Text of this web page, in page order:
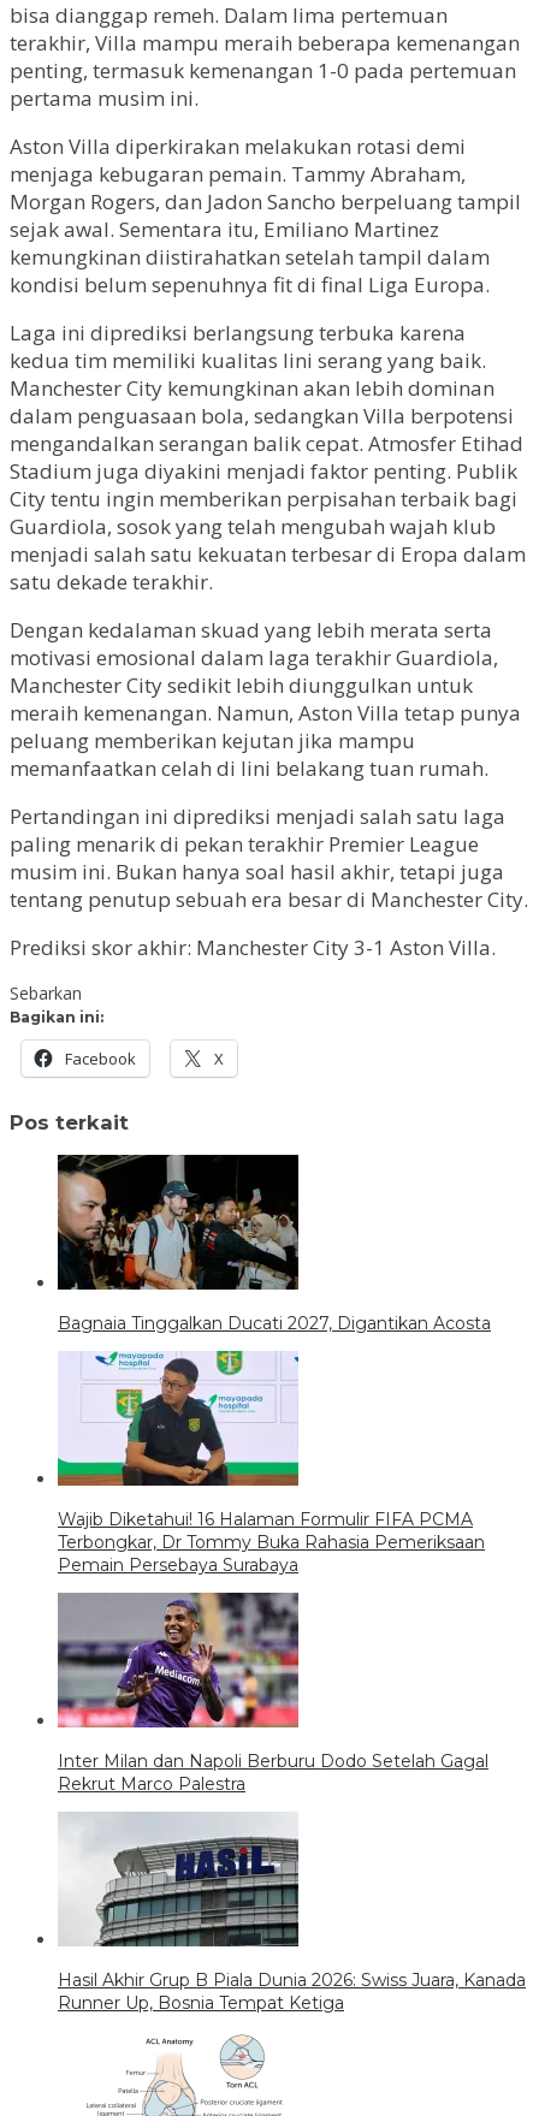
bisa dianggap remeh. Dalam lima pertemuan
terakhir, Villa mampu meraih beberapa kemenangan
penting, termasuk kemenangan 1-0 pada pertemuan
pertama musim ini.
Aston Villa diperkirakan melakukan rotasi demi
menjaga kebugaran pemain. Tammy Abraham,
Morgan Rogers, dan Jadon Sancho berpeluang tampil
sejak awal. Sementara itu, Emiliano Martinez
kemungkinan diistirahatkan setelah tampil dalam
kondisi belum sepenuhnya fit di final Liga Europa.
Laga ini diprediksi berlangsung terbuka karena
kedua tim memiliki kualitas lini serang yang baik.
Manchester City kemungkinan akan lebih dominan
dalam penguasaan bola, sedangkan Villa berpotensi
mengandalkan serangan balik cepat. Atmosfer Etihad
Stadium juga diyakini menjadi faktor penting. Publik
City tentu ingin memberikan perpisahan terbaik bagi
Guardiola, sosok yang telah mengubah wajah klub
menjadi salah satu kekuatan terbesar di Eropa dalam
satu dekade terakhir.
Dengan kedalaman skuad yang lebih merata serta
motivasi emosional dalam laga terakhir Guardiola,
Manchester City sedikit lebih diunggulkan untuk
meraih kemenangan. Namun, Aston Villa tetap punya
peluang memberikan kejutan jika mampu
memanfaatkan celah di lini belakang tuan rumah.
Pertandingan ini diprediksi menjadi salah satu laga
paling menarik di pekan terakhir Premier League
musim ini. Bukan hanya soal hasil akhir, tetapi juga
tentang penutup sebuah era besar di Manchester City.
Prediksi skor akhir: Manchester City 3-1 Aston Villa.
Sebarkan
Bagikan ini:
Facebook X
Pos terkait
Bagnaia Tinggalkan Ducati 2027, Digantikan Acosta
Wajib Diketahui! 16 Halaman Formulir FIFA PCMA
Terbongkar, Dr Tommy Buka Rahasia Pemeriksaan
Pemain Persebaya Surabaya
Inter Milan dan Napoli Berburu Dodo Setelah Gagal
Rekrut Marco Palestra
Hasil Akhir Grup B Piala Dunia 2026: Swiss Juara, Kanada
Runner Up, Bosnia Tempat Ketiga